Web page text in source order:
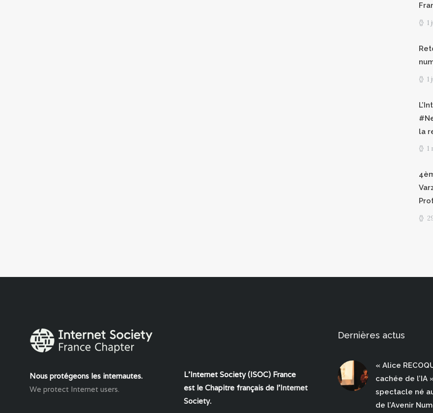
1
1
la
1
Nous protégeons les internautes.
We protect Internet users.
L'Internet Society (ISOC) France
est le Chapitre français de l'Internet
Society.
Dernières actus
« Alice
cachée de l’IA
spectacle né
de l’Avenir